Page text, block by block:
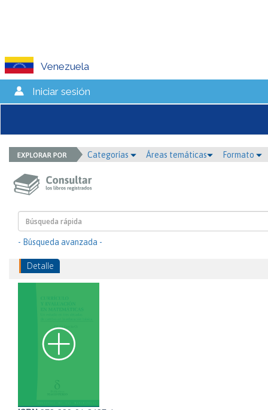
Venezuela
Iniciar sesión
Categorías Áreas temáticas Formato
- Búsqueda avanzada -
Detalle